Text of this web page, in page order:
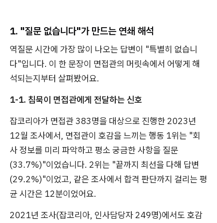
1. "질문 없습니다"가 만드는 연쇄 해석
역질문 시간에 가장 많이 나오는 답변이 "특별히 없습니
다"입니다. 이 한 문장이 면접관의 머릿속에서 어떻게 해
석되는지부터 살펴봤어요.
1-1. 침묵이 면접관에게 전달하는 신호
잡코리아가 면접관 383명을 대상으로 진행한 2023년
12월 조사에서, 면접관이 호감을 느끼는 행동 1위는 "회
사 정보를 미리 파악하고 평소 궁금한 사항을 질문
(33.7%)"이었습니다. 2위는 "끝까지 최선을 다해 답변
(29.2%)"이었고, 같은 조사에서 합격 판단까지 걸리는 평
균 시간은 12분이었어요.
2021년 조사(잡코리아, 인사담당자 249명)에서도 호감